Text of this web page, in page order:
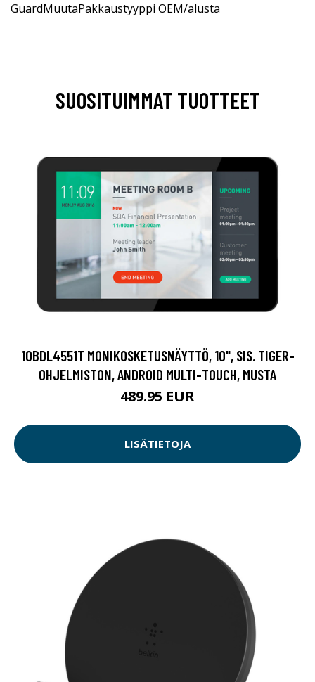
GuardMuutaPakkaustyyppi OEM/alusta
SUOSITUIMMAT TUOTTEET
10BDL4551T MONIKOSKETUSNÄYTTÖ, 10", SIS. TIGER-
OHJELMISTON, ANDROID MULTI-TOUCH, MUSTA
489.95 EUR
LISÄTIETOJA